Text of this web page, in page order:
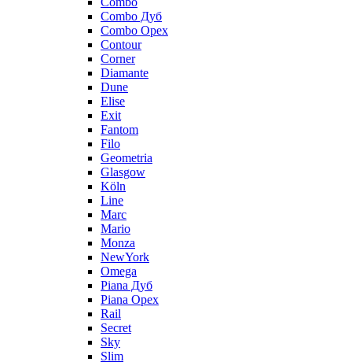
Combo Дуб
Combo Орех
Contour
Corner
Diamante
Dune
Elise
Exit
Fantom
Filo
Geometria
Glasgow
Köln
Line
Marc
Mario
Monza
NewYork
Omega
Piana Дуб
Piana Орех
Rail
Secret
Sky
Slim